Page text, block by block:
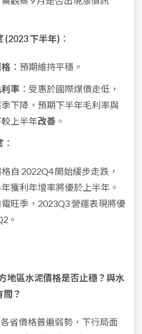
(2023 下半年) ：
：預期維持平穩。
率 ：受惠於國際煤價走低，
下降，預期下半年毛利率與
上半年改善 。
：
自 2022Q4 開始緩步走跌，
獲利年增率將優於上半年。
旺季，2023Q3 營運表現將優
。
地區水泥價格是否止穩？與水
？
省價格普遍弱勢，下行局面